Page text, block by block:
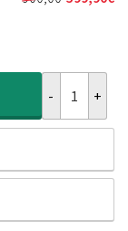
600,00€
399,90€.
Aktueller